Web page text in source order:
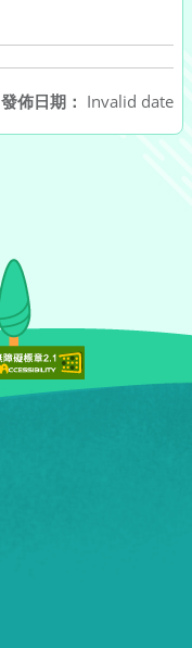
發佈日期： Invalid date